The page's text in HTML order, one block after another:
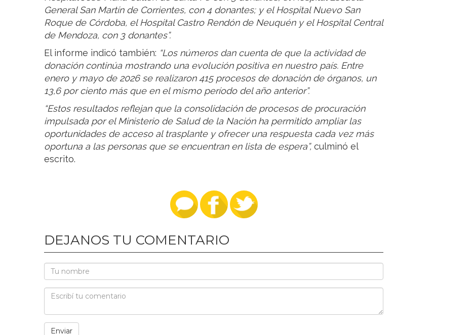
General San Martín de Corrientes, con 4 donantes; y el Hospital Nuevo San
Roque de Córdoba, el Hospital Castro Rendón de Neuquén y el Hospital Central
de Mendoza, con 3 donantes”.
El informe indicó también: “Los números dan cuenta de que la actividad de
donación continúa mostrando una evolución positiva en nuestro país. Entre
enero y mayo de 2026 se realizaron 415 procesos de donación de órganos, un
13,6 por ciento más que en el mismo período del año anterior”.
“Estos resultados reflejan que la consolidación de procesos de procuración
impulsada por el Ministerio de Salud de la Nación ha permitido ampliar las
oportunidades de acceso al trasplante y ofrecer una respuesta cada vez más
oportuna a las personas que se encuentran en lista de espera”, culminó el
escrito.
DEJANOS TU COMENTARIO